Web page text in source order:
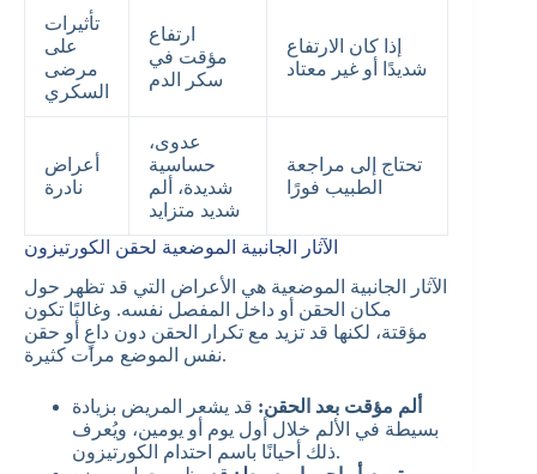
تأثيرات
على
مرضى
السكري
ارتفاع
مؤقت في
سكر الدم
إذا كان الارتفاع
شديدًا أو غير معتاد
أعراض
نادرة
عدوى،
حساسية
شديدة، ألم
شديد متزايد
تحتاج إلى مراجعة
الطبيب فورًا
الآثار الجانبية الموضعية لحقن الكورتيزون
الآثار الجانبية الموضعية هي الأعراض التي قد تظهر حول
مكان الحقن أو داخل المفصل نفسه. وغالبًا تكون
مؤقتة، لكنها قد تزيد مع تكرار الحقن دون داعٍ أو حقن
نفس الموضع مرات كثيرة.
ألم مؤقت بعد الحقن: قد يشعر المريض بزيادة
بسيطة في الألم خلال أول يوم أو يومين، ويُعرف
ذلك أحيانًا باسم احتدام الكورتيزون.